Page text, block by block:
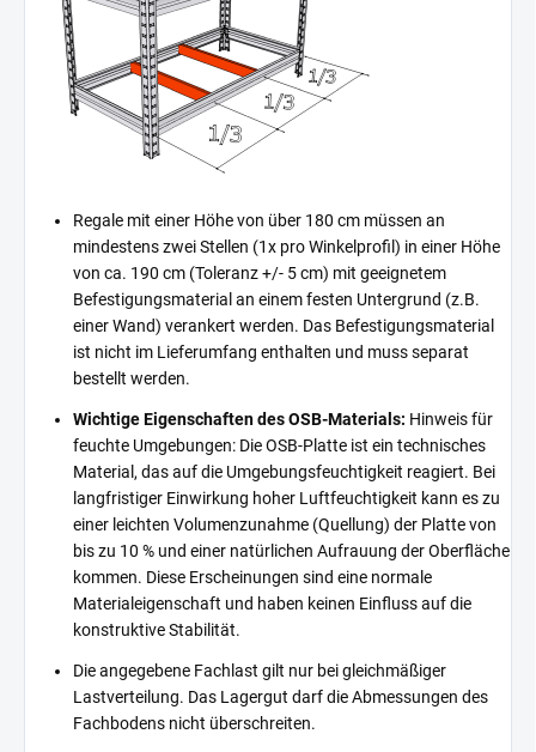
Regale mit einer Höhe von über 180 cm müssen an
mindestens zwei Stellen (1x pro Winkelprofil) in einer Höhe
von ca. 190 cm (Toleranz +/- 5 cm) mit geeignetem
Befestigungsmaterial an einem festen Untergrund (z.B.
einer Wand) verankert werden. Das Befestigungsmaterial
ist nicht im Lieferumfang enthalten und muss separat
bestellt werden.
Wichtige Eigenschaften des OSB-Materials: Hinweis für
feuchte Umgebungen: Die OSB-Platte ist ein technisches
Material, das auf die Umgebungsfeuchtigkeit reagiert. Bei
langfristiger Einwirkung hoher Luftfeuchtigkeit kann es zu
einer leichten Volumenzunahme (Quellung) der Platte von
bis zu 10 % und einer natürlichen Aufrauung der Oberfläche
kommen. Diese Erscheinungen sind eine normale
Materialeigenschaft und haben keinen Einfluss auf die
konstruktive Stabilität.
Die angegebene Fachlast gilt nur bei gleichmäßiger
Lastverteilung. Das Lagergut darf die Abmessungen des
Fachbodens nicht überschreiten.